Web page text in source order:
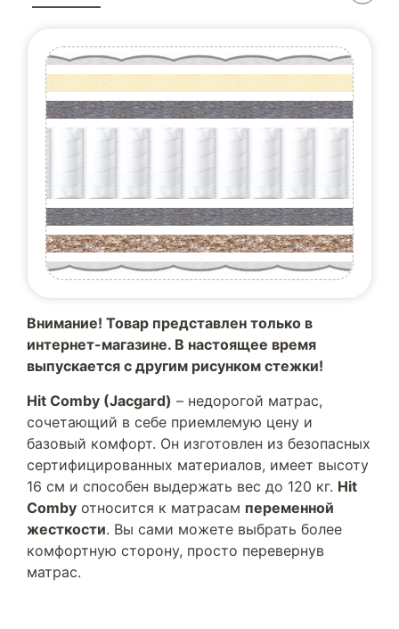
Внимание! Товар представлен только в
интернет-магазине. В настоящее время
выпускается с другим рисунком стежки!
Hit Comby (Jacgard) – недорогой матрас,
сочетающий в себе приемлемую цену и
базовый комфорт. Он изготовлен из безопасных
сертифицированных материалов, имеет высоту
16 см и способен выдержать вес до 120 кг. Hit
Comby относится к матрасам переменной
жесткости. Вы сами можете выбрать более
комфортную сторону, просто перевернув
матрас.